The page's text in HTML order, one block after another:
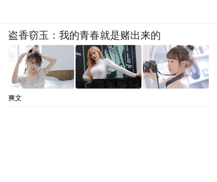
盗香窃玉：我的青春就是赌出来的
爽文